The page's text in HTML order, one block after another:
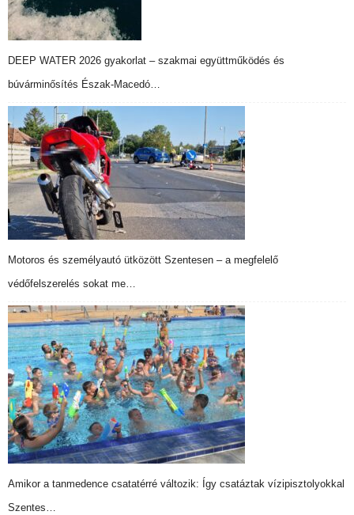
DEEP WATER 2026 gyakorlat – szakmai együttműködés és
búvárminősítés Észak-Macedó…
Motoros és személyautó ütközött Szentesen – a megfelelő
védőfelszerelés sokat me…
Amikor a tanmedence csatatérré változik: Így csatáztak vízipisztolyokkal
Szentes…